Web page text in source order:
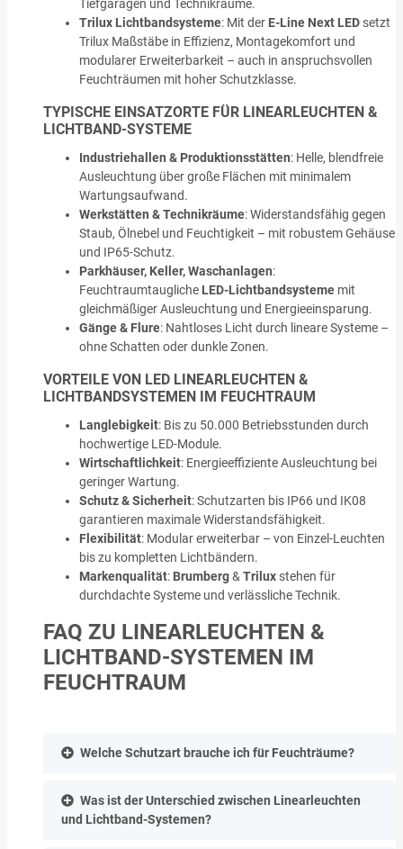
Tiefgaragen und Technikräume.
Trilux Lichtbandsysteme: Mit der E-Line Next LED setzt
Trilux Maßstäbe in Effizienz, Montagekomfort und
modularer Erweiterbarkeit – auch in anspruchsvollen
Feuchträumen mit hoher Schutzklasse.
TYPISCHE EINSATZORTE FÜR LINEARLEUCHTEN &
LICHTBAND-SYSTEME
Industriehallen & Produktionsstätten: Helle, blendfreie
Ausleuchtung über große Flächen mit minimalem
Wartungsaufwand.
Werkstätten & Technikräume: Widerstandsfähig gegen
Staub, Ölnebel und Feuchtigkeit – mit robustem Gehäuse
und IP65-Schutz.
Parkhäuser, Keller, Waschanlagen:
Feuchtraumtaugliche LED-Lichtbandsysteme mit
gleichmäßiger Ausleuchtung und Energieeinsparung.
Gänge & Flure: Nahtloses Licht durch lineare Systeme –
ohne Schatten oder dunkle Zonen.
VORTEILE VON LED LINEARLEUCHTEN &
LICHTBANDSYSTEMEN IM FEUCHTRAUM
Langlebigkeit: Bis zu 50.000 Betriebsstunden durch
hochwertige LED-Module.
Wirtschaftlichkeit: Energieeffiziente Ausleuchtung bei
geringer Wartung.
Schutz & Sicherheit: Schutzarten bis IP66 und IK08
garantieren maximale Widerstandsfähigkeit.
Flexibilität: Modular erweiterbar – von Einzel-Leuchten
bis zu kompletten Lichtbändern.
Markenqualität: Brumberg& Trilux stehen für
durchdachte Systeme und verlässliche Technik.
FAQ ZU LINEARLEUCHTEN &
LICHTBAND-SYSTEMEN IM
FEUCHTRAUM
Welche Schutzart brauche ich für Feuchträume?
Was ist der Unterschied zwischen Linearleuchten
und Lichtband-Systemen?